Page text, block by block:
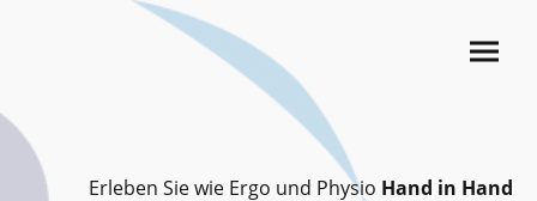
Erleben Sie wie Ergo und Physio Hand in Hand